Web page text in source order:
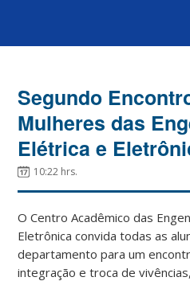
Segundo
Mulheres das
Elétrica e
10:22 hrs.
O Centro Acadêmico das
Eletrônica convida todas as
departamento para um
integração e troca de